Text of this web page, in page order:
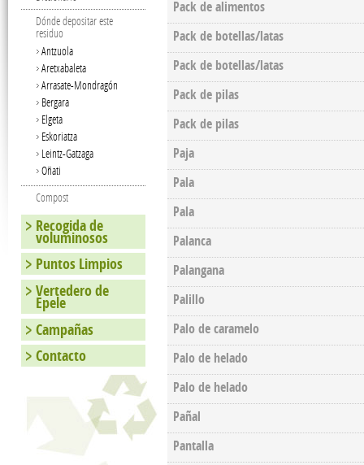
Pack de alimentos
Pack de botellas/latas
Pack de botellas/latas
Pack de pilas
Pack de pilas
Paja
Pala
Pala
Palanca
Palangana
Palillo
Palo de caramelo
Palo de helado
Palo de helado
Pañal
Pantalla
Dónde depositar este
residuo
Antzuola
Aretxabaleta
Arrasate-Mondragón
Bergara
Elgeta
Eskoriatza
Leintz-Gatzaga
Oñati
Compost
Recogida de
voluminosos
Puntos Limpios
Vertedero de
Epele
Campañas
Contacto